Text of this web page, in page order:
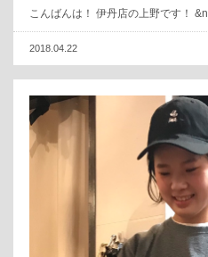
こんばんは！ 伊丹店の上野です！ &n
2018.04.22